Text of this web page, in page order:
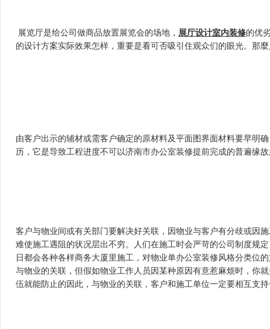
展览厅是给公司做商品放置展览会的场地， 展厅设计室内装修的优
的设计方案实际效果怎样，重要是看可否吸引住观众们的眼光。
由客户出示的辅材或需客户确定的原材料及平面图界面材料要早明确
历，它是导致工程进度不可以济南市办公室装修提前完成的普遍缘故之
客户与物业间或有关部门要解决好关联，因物业与客户有分歧或
难使施工遇阻的状况层出不穷。人们在施工时会严苛的公司制度规
日都会各种各样商务大厦里施工，对物业单办公室装修风格分类位
与物业的关联，但假如物业工作人员因某种原因有意惹麻烦时，
伍就能防止的因此，与物业的关联，客户和施工单位一定要相互支